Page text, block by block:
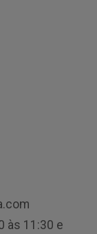
às 11:30 e